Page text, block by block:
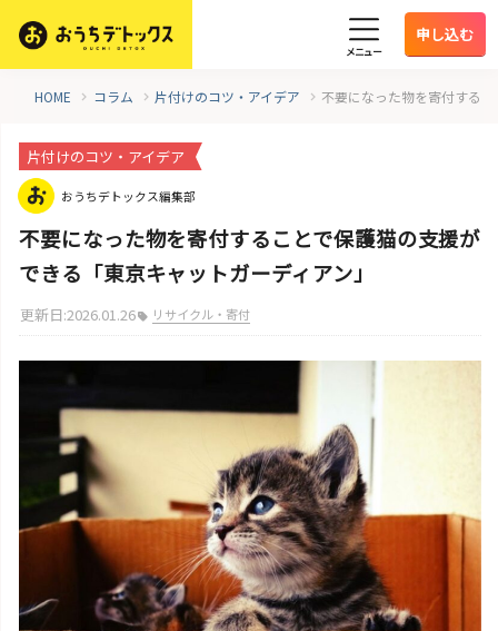
メニュー
申し込む
HOME コラム 片付けのコツ・アイデア 不要になった物を寄付する
片付けのコツ・アイデア
おうちデトックス編集部
不要になった物を寄付することで保護猫の支援が
できる「東京キャットガーディアン」
更新日:2026.01.26 リサイクル・寄付